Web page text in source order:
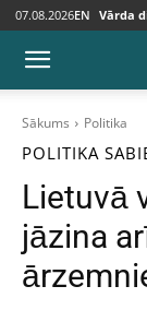
07.08.2026EN Vārda
Sākums Politika
POLITIKA
Lietuvā
jāzina